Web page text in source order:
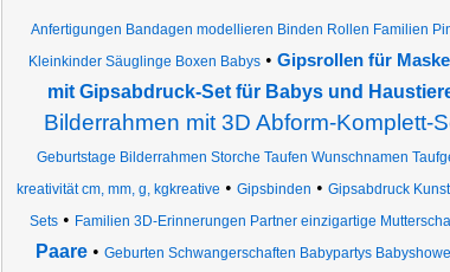
Anfertigungen Bandagen modellieren Binden Rollen Familien
Kleinkinder Säuglinge Boxen Babys • Gipsrollen für
mit Gipsabdruck-Set für Babys und
Bilderrahmen mit 3D Abform-Komplett-
Geburtstage Bilderrahmen Storche Taufen Wunschnamen
kreativität cm, mm, g, kgkreative • Gipsbinden • Gipsabdruck
Sets• Familien 3D-Erinnerungen Partner einzigartige
Paare • Geburten Schwangerschaften Babypartys